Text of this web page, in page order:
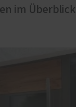
im Überblick